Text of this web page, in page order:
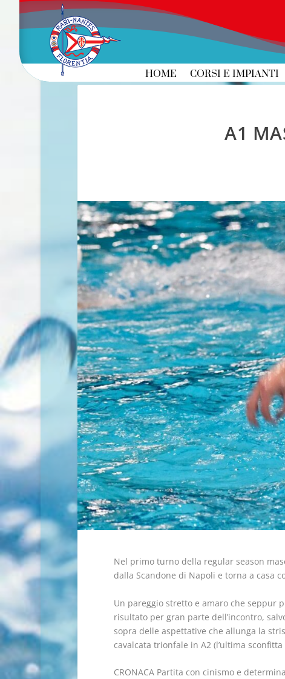
HOME CORSI E IMPIANTI
A1
Nel primo turno della regular season
dalla Scandone di Napoli e torna a casa
Un pareggio stretto e amaro che seppur
risultato per gran parte dell’incontro,
sopra delle aspettative che allunga la
cavalcata trionfale in A2 (l’ultima
CRONACA Partita con cinismo e